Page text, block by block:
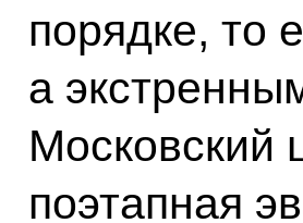
порядке, то
а
Московский
поэтапная